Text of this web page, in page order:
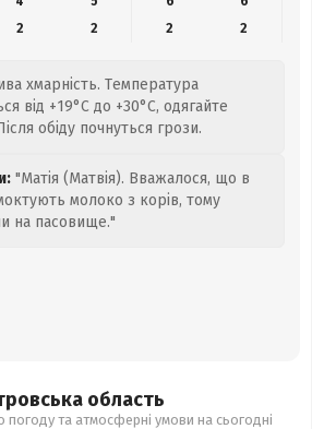
2
2 2 2
хмарність. Температура
від +19°C до +30°C, одягайте
обіду почнуться грози.
"Матія (Матвія). Вважалося, що в
молоко з корів, тому
на пасовище."
область
погоду та атмосферні умови на сьогодні